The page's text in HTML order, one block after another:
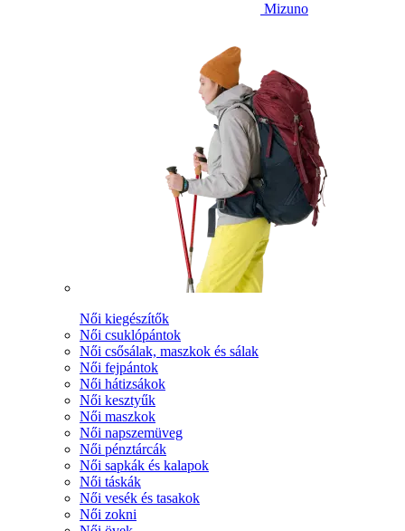
Mizuno
Női kiegészítők
Női csuklópántok
Női csősálak, maszkok és sálak
Női fejpántok
Női hátizsákok
Női kesztyűk
Női maszkok
Női napszemüveg
Női pénztárcák
Női sapkák és kalapok
Női táskák
Női vesék és tasakok
Női zokni